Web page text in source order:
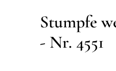
Stumpfe
- Nr. 4551